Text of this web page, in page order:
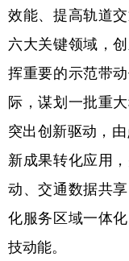
效能、提高轨道
六大关键领域，
挥重要的示范带
际，谋划一批重
突出创新驱动，
新成果转化应用
动、交通数据共
化服务区域一体
技动能。